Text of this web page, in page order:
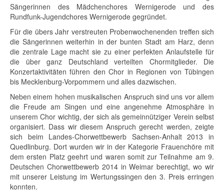
Sängerinnen des Mädchenchores Wernigerode und des
Rundfunk-Jugendchores Wernigerode gegründet.
Für die übers Jahr verstreuten Probenwochenenden treffen sich
die Sängerinnen weiterhin in der bunten Stadt am Harz, denn
die zentrale Lage macht sie zu einer perfekten Anlaufstelle für
die über ganz Deutschland verteilten Chormitglieder. Die
Konzertaktivitäten führen den Chor in Regionen von Tübingen
bis Mecklenburg-Vorpommern und alles dazwischen.
Neben einem hohen musikalischen Anspruch sind uns vor allem
die Freude am Singen und eine angenehme Atmosphäre in
unserem Chor wichtig, der sich als gemeinnütziger Verein selbst
organisiert. Dass wir diesem Anspruch gerecht werden, zeigte
sich beim Landes-Chorwettbewerb Sachsen-Anhalt 2013 in
Quedlinburg. Dort wurden wir in der Kategorie Frauenchöre mit
dem ersten Platz geehrt und waren somit zur Teilnahme am 9.
Deutschen Chorwettbewerb 2014 in Weimar berechtigt, wo wir
mit unserer Leistung im Wertungssingen den 3. Preis erringen
konnten.